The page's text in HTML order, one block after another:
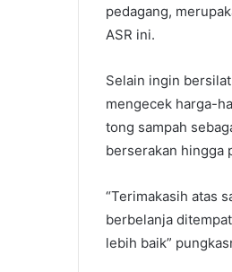
pedagang,
ASR ini.
Selain ingin
mengecek harga-
tong sampah
berserakan hingga
“Terimakasih atas
berbelanja
lebih baik”